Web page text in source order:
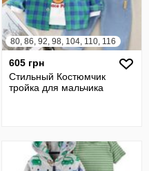
80, 86, 92, 98, 104, 110, 116
605 грн
Стильный Костюмчик
тройка для мальчика